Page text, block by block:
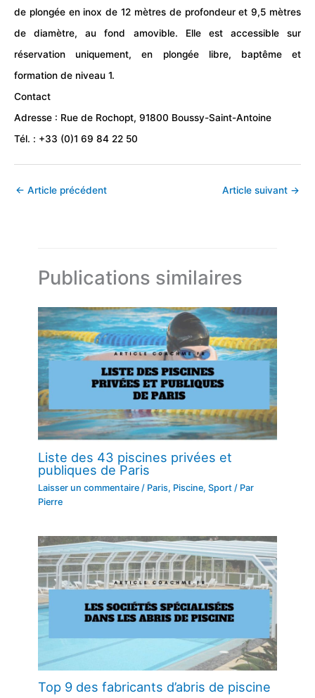
de plongée en inox de 12 mètres de profondeur et 9,5 mètres
de diamètre, au fond amovible. Elle est accessible sur
réservation uniquement, en plongée libre, baptême et
formation de niveau 1.
Contact
Adresse : Rue de Rochopt, 91800 Boussy-Saint-Antoine
Tél. : +33 (0)1 69 84 22 50
← Article précédent Article suivant →
Publications similaires
Liste des 43 piscines privées et
publiques de Paris
Laisser un commentaire / Paris, Piscine,Sport / Par
Pierre
Top 9 des fabricants d’abris de piscine